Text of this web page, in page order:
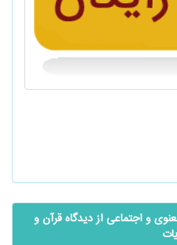
و اجتماعی از دیدگاه قرآن و